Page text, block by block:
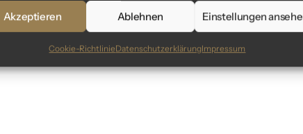
Akzeptieren Ablehnen Einstellungen
Cookie-RichtlinieDatenschutzerklärungImpressum